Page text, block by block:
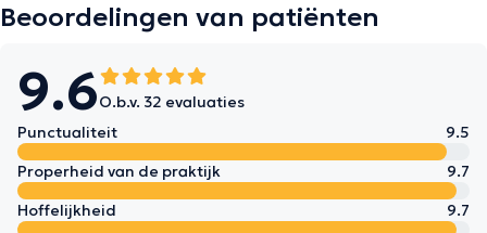
Beoordelingen van patiënten
9.6O.b.v. 32 evaluaties
Punctualiteit
9.5
Properheid van de praktijk
9.7
Hoffelijkheid
9.7